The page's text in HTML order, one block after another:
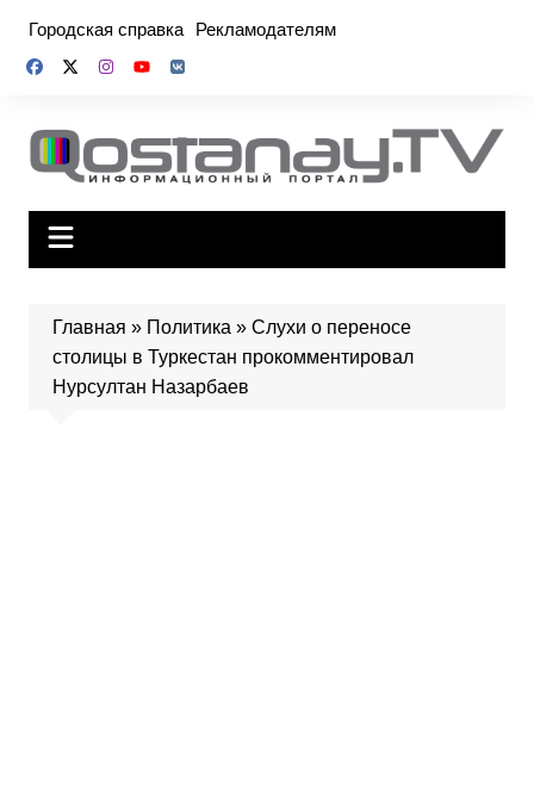
содержимому
Городская справка Рекламодателям
Главная » Политика » Слухи о переносе
столицы в Туркестан прокомментировал
Нурсултан Назарбаев